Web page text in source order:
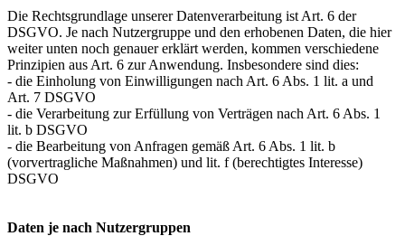
Die Rechtsgrundlage unserer Datenverarbeitung ist Art. 6 der
DSGVO. Je nach Nutzergruppe und den erhobenen Daten, die hier
weiter unten noch genauer erklärt werden, kommen verschiedene
Prinzipien aus Art. 6 zur Anwendung. Insbesondere sind dies:
- die Einholung von Einwilligungen nach Art. 6 Abs. 1 lit. a und
Art. 7 DSGVO
- die Verarbeitung zur Erfüllung von Verträgen nach Art. 6 Abs. 1
lit. b DSGVO
- die Bearbeitung von Anfragen gemäß Art. 6 Abs. 1 lit. b
(vorvertragliche Maßnahmen) und lit. f (berechtigtes Interesse)
DSGVO
Daten je nach Nutzergruppen